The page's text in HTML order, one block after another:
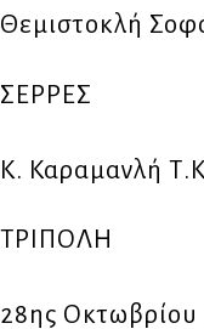
Θεμιστοκλή
ΣΕΡΡΕΣ
Κ. Καραμανλή
ΤΡΙΠΟΛΗ
28ης Οκτωβρίου